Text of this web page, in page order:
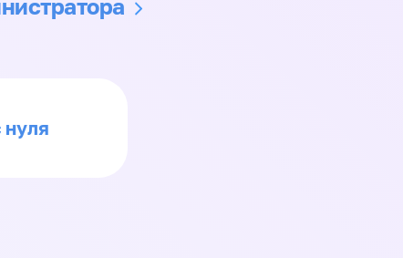
нуля